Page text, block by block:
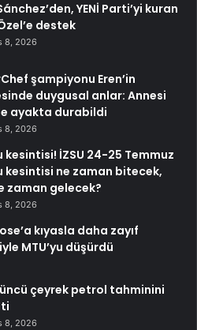
YENİ Parti’yi kuran
destek
8, 2026
şampiyonu Eren’in
duygusal anlar: Annesi
ayakta durabildi
8, 2026
kesintisi! İZSU 24-25 Temmuz
kesintisi ne zaman bitecek,
zaman gelecek?
8, 2026
kıyasla daha zayıf
MTU’yu düşürdü
çeyrek petrol tahminini
8, 2026